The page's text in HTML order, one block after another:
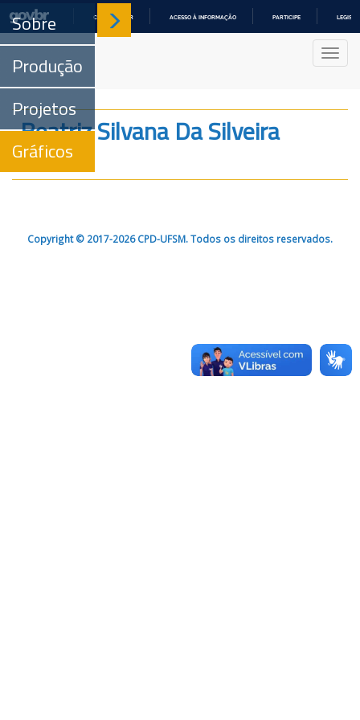
COMUNICA BR ACESSO À INFORMAÇÃO PARTICIPE
Sobre
Produção
Projetos
Gráficos
Beatriz Silvana Da Silveira
Porto
Copyright © 2017-2026 CPD-UFSM. Todos os direitos reservados.